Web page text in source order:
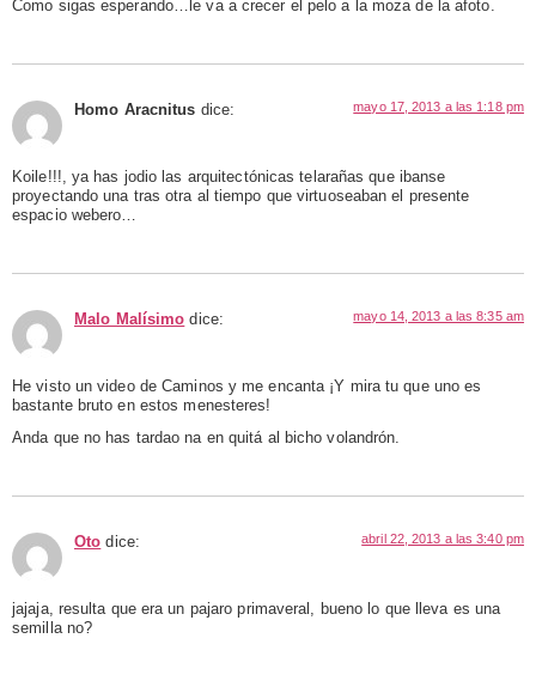
Como sigas esperando…le va a crecer el pelo a la moza de la afoto.
Homo Aracnitus dice: mayo 17, 2013 a las 1:18 pm
Koile!!!, ya has jodio las arquitectónicas telarañas que ibanse
proyectando una tras otra al tiempo que virtuoseaban el presente
espacio webero…
Malo Malísimo dice: mayo 14, 2013 a las 8:35 am
He visto un video de Caminos y me encanta ¡Y mira tu que uno es
bastante bruto en estos menesteres!
Anda que no has tardao na en quitá al bicho volandrón.
Oto dice: abril 22, 2013 a las 3:40 pm
jajaja, resulta que era un pajaro primaveral, bueno lo que lleva es una
semilla no?